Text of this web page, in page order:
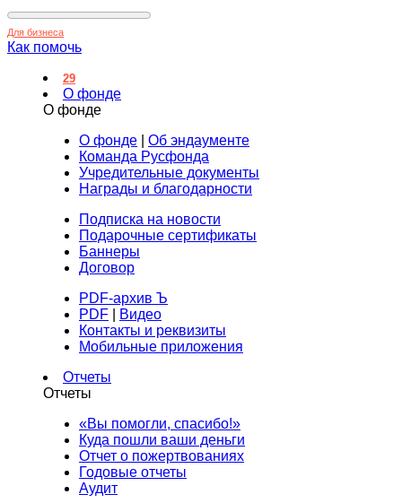
Для бизнеса
Как помочь
29
О фонде
О фонде
О фонде
Об эндаументе
Команда Русфонда
Учредительные документы
Награды и благодарности
Подписка на новости
Подарочные сертификаты
Баннеры
Договор
PDF-архив Ъ
PDF
Видео
Контакты и реквизиты
Мобильные приложения
Отчеты
Отчеты
«Вы помогли, спасибо!»
Куда пошли ваши деньги
Отчет о пожертвованиях
Годовые отчеты
Аудит